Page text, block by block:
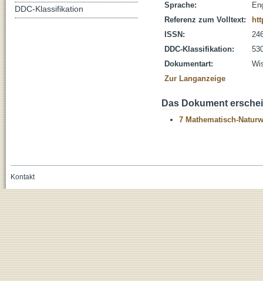
Sprache:
Referenz zum Volltext:
ISSN:
DDC-Klassifikation:
Dokumentart:
Zur Langanzeige
Das Dokument
7 Mathematisch-
DDC-Klassifikation
Kontakt